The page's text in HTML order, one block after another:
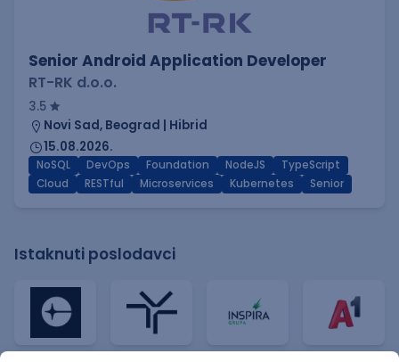
Senior Android Application Developer
RT-RK d.o.o.
3.5
Novi Sad, Beograd | Hibrid
15.08.2026.
NoSQL DevOps Foundation NodeJS
TypeScript
Cloud
RESTful Microservices Kubernetes Senior
Istaknuti poslodavci